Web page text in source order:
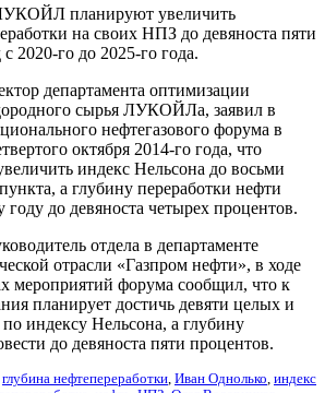
планируют увеличить
на своих НПЗ до девяноста пяти
2020-го до 2025-го года.
департамента оптимизации
сырья ЛУКОЙЛа, заявил в
нефтегазового форума в
октября 2014-го года, что
индекс Нельсона до восьми
а глубину переработки нефти
году до девяноста четырех процентов.
отдела в департаменте
отрасли «Газпром нефти», в ходе
мероприятий форума сообщил, что к
планирует достичь девяти целых и
индексу Нельсона, а глубину
до девяноста пяти процентов.
глубина нефтепереработки, Иван Однолько, индекс